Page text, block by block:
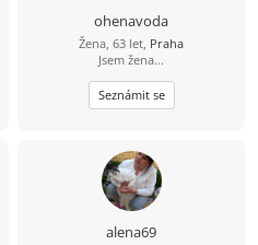
ohenavoda
Žena, 63 let, Praha
Jsem žena...
Seznámit se
alena69